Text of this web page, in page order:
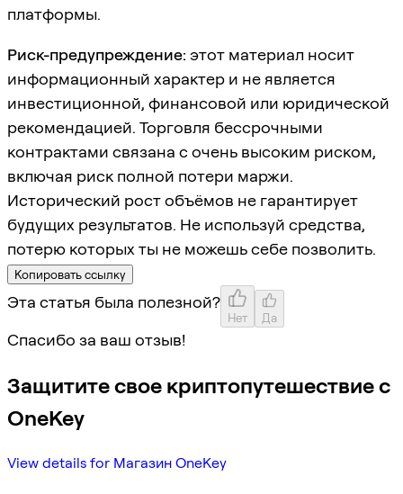
платформы.
Риск-предупреждение: этот материал носит
информационный характер и не является
инвестиционной, финансовой или юридической
рекомендацией. Торговля бессрочными
контрактами связана с очень высоким риском,
включая риск полной потери маржи.
Исторический рост объёмов не гарантирует
будущих результатов. Не используй средства,
потерю которых ты не можешь себе позволить.
Копировать ссылку
Эта статья была полезной?
Нет Да
Спасибо за ваш отзыв!
Защитите свое криптопутешествие с
OneKey
View details for Магазин OneKey